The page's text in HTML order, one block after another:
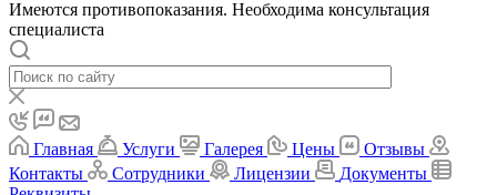
Имеются противопоказания. Необходима консультация
специалиста
Главная Услуги Галерея Цены
Отзывы
Контакты
Сотрудники Лицензии
Документы